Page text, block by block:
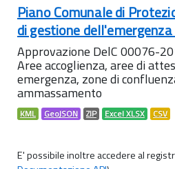
Piano Comunale di
di gestione dell'emergenza
Approvazione DelC 00076-
Aree accoglienza, aree di
emergenza, zone di
ammassamento
KML GeoJSON ZIP Excel XLSX CSV
E' possibile inoltre accedere al